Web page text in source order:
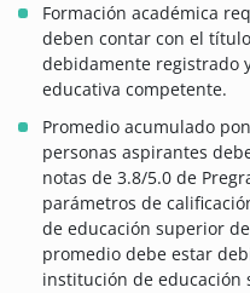
Formación académica
deben contar con el
debidamente registrado
educativa competente.
Promedio acumulado
personas aspirantes
notas de 3.8/5.0 de
parámetros de
de educación superior
promedio debe estar
institución de educación